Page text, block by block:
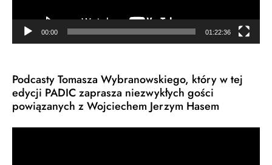
00:00 01:22:36
Podcasty Tomasza Wybranowskiego, który w tej
edycji PADIC zaprasza niezwykłych gości
powiązanych z Wojciechem Jerzym Hasem